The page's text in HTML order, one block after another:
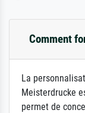
Comment
La
Meisterdrucke
permet de